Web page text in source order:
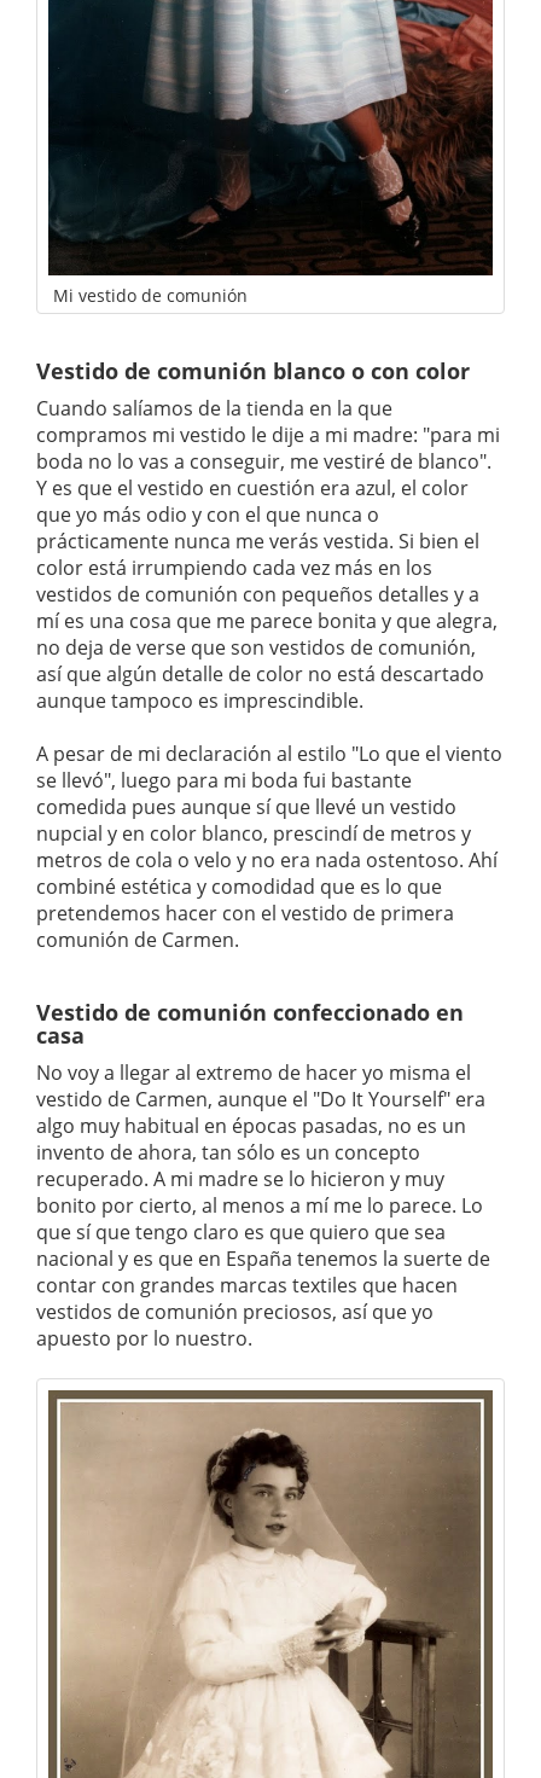
Mi vestido de comunión
Vestido de comunión blanco o con color
Cuando salíamos de la tienda en la que
compramos mi vestido le dije a mi madre: "para mi
boda no lo vas a conseguir, me vestiré de blanco".
Y es que el vestido en cuestión era azul, el color
que yo más odio y con el que nunca o
prácticamente nunca me verás vestida. Si bien el
color está irrumpiendo cada vez más en los
vestidos de comunión con pequeños detalles y a
mí es una cosa que me parece bonita y que alegra,
no deja de verse que son vestidos de comunión,
así que algún detalle de color no está descartado
aunque tampoco es imprescindible.
A pesar de mi declaración al estilo "Lo que el viento
se llevó", luego para mi boda fui bastante
comedida pues aunque sí que llevé un vestido
nupcial y en color blanco, prescindí de metros y
metros de cola o velo y no era nada ostentoso. Ahí
combiné estética y comodidad que es lo que
pretendemos hacer con el vestido de primera
comunión de Carmen.
Vestido de comunión confeccionado en
casa
No voy a llegar al extremo de hacer yo misma el
vestido de Carmen, aunque el "Do It Yourself" era
algo muy habitual en épocas pasadas, no es un
invento de ahora, tan sólo es un concepto
recuperado. A mi madre se lo hicieron y muy
bonito por cierto, al menos a mí me lo parece. Lo
que sí que tengo claro es que quiero que sea
nacional y es que en España tenemos la suerte de
contar con grandes marcas textiles que hacen
vestidos de comunión preciosos, así que yo
apuesto por lo nuestro.